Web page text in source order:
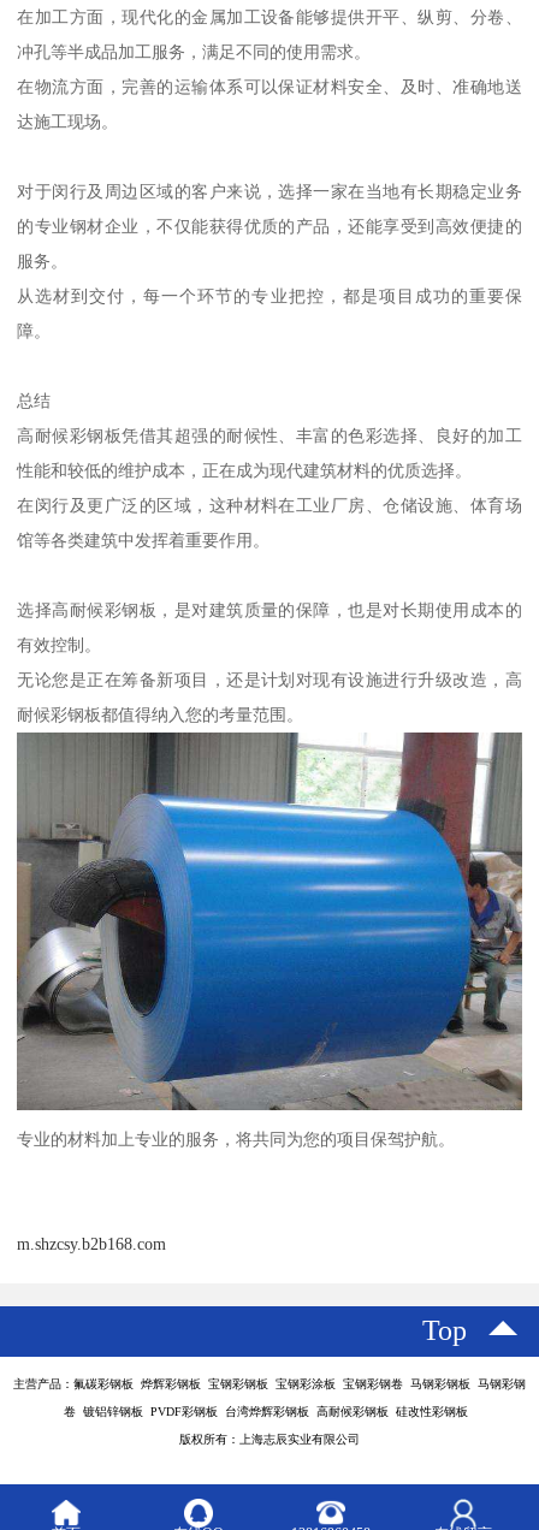
在加工方面，现代化的金属加工设备能够提供开平、纵剪、分卷、
冲孔等半成品加工服务，满足不同的使用需求。
在物流方面，完善的运输体系可以保证材料安全、及时、准确地送
达施工现场。
对于闵行及周边区域的客户来说，选择一家在当地有长期稳定业务
的专业钢材企业，不仅能获得优质的产品，还能享受到高效便捷的
服务。
从选材到交付，每一个环节的专业把控，都是项目成功的重要保
障。
总结
高耐候彩钢板凭借其超强的耐候性、丰富的色彩选择、良好的加工
性能和较低的维护成本，正在成为现代建筑材料的优质选择。
在闵行及更广泛的区域，这种材料在工业厂房、仓储设施、体育场
馆等各类建筑中发挥着重要作用。
选择高耐候彩钢板，是对建筑质量的保障，也是对长期使用成本的
有效控制。
无论您是正在筹备新项目，还是计划对现有设施进行升级改造，高
耐候彩钢板都值得纳入您的考量范围。
专业的材料加上专业的服务，将共同为您的项目保驾护航。
m.shzcsy.b2b168.com
Top
主营产品：氟碳彩钢板 烨辉彩钢板 宝钢彩钢板 宝钢彩涂板 宝钢彩钢卷 马钢彩钢板 马钢彩钢
卷 镀铝锌钢板 PVDF彩钢板 台湾烨辉彩钢板 高耐候彩钢板 硅改性彩钢板
版权所有：上海志辰实业有限公司